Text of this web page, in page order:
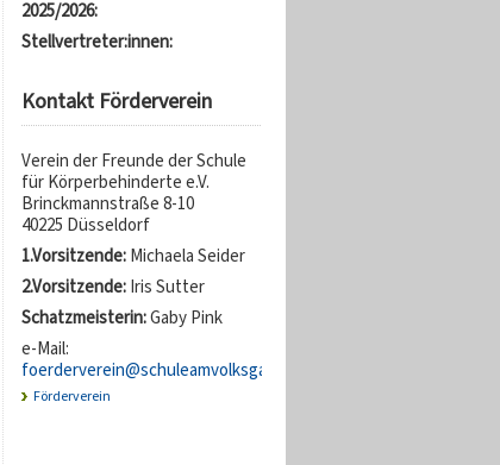
2025/2026:
Stellvertreter:innen:
Kontakt Förderverein
Verein der Freunde der Schule
für Körperbehinderte e.V.
Brinckmannstraße 8-10
40225 Düsseldorf
1.Vorsitzende: Michaela Seider
2.Vorsitzende: Iris Sutter
Schatzmeisterin:Gaby Pink
e-Mail:
foerderverein@schuleamvolksgarten.de
Förderverein